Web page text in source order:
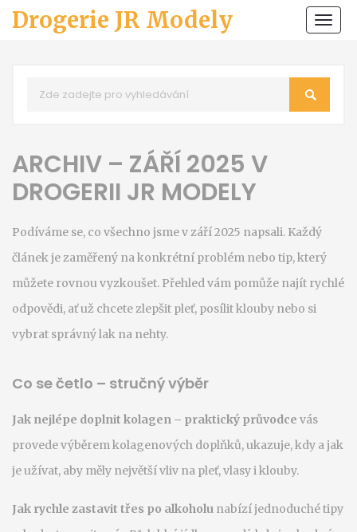
Drogerie JR Modely
ARCHIV – ZÁŘÍ 2025 V
DROGERII JR MODELY
Podíváme se, co všechno jsme v září 2025 napsali. Každý
článek je zaměřený na konkrétní problém nebo tip, který
můžete rovnou vyzkoušet. Přehled vám pomůže najít rychlé
odpovědi, ať už chcete zlepšit pleť, posílit klouby nebo si
vybrat správný lak na nehty.
Co se četlo – stručný výběr
Jak nejlépe doplnit kolagen – praktický průvodce vás
provede výběrem kolagenových doplňků, ukazuje, kdy a jak
je užívat, aby měly největší vliv na pleť, vlasy i klouby.
Jak rychle zastavit třes po alkoholu nabízí jednoduché tipy